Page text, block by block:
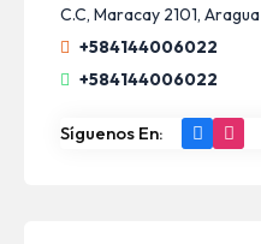
C.C, Maracay 2101, Aragua
+584144006022
+584144006022
Síguenos En: